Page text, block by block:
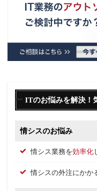
ITのお悩みを解決！
情シスのお悩み
情シス業務を効率化
情シスの外注にかか